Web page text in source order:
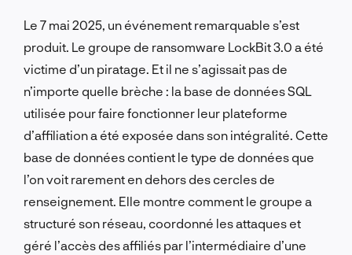
Le 7 mai 2025, un événement remarquable s’est
produit. Le groupe de ransomware LockBit 3.0 a été
victime d’un piratage. Et il ne s’agissait pas de
n’importe quelle brèche : la base de données SQL
utilisée pour faire fonctionner leur plateforme
d’affiliation a été exposée dans son intégralité. Cette
base de données contient le type de données que
l’on voit rarement en dehors des cercles de
renseignement. Elle montre comment le groupe a
structuré son réseau, coordonné les attaques et
géré l’accès des affiliés par l’intermédiaire d’une